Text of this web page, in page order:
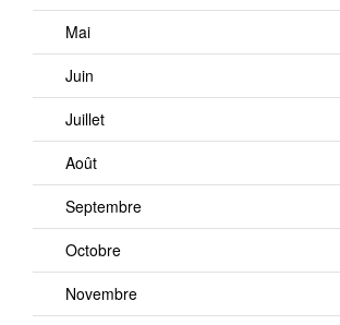
Mai
Juin
Juillet
Août
Septembre
Octobre
Novembre